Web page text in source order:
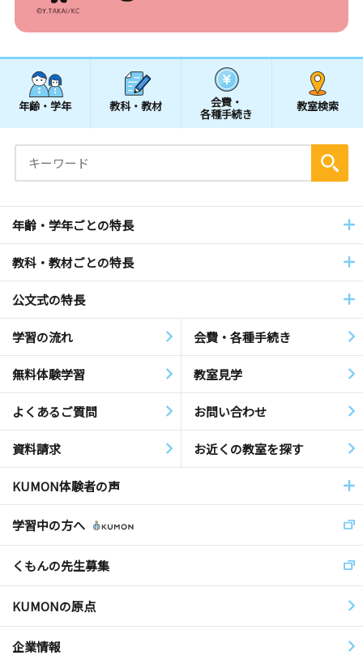
年齢・学年 教科・教材 会費・
各種手続き
教室検索
年齢・学年ごとの特長
教科・教材ごとの特長
公文式の特長
学習の流れ 会費・各種手続き
無料体験学習 教室見学
よくあるご質問 お問い合わせ
資料請求 お近くの教室を探す
KUMON体験者の声
学習中の方へ
くもんの先生募集
KUMONの原点
企業情報